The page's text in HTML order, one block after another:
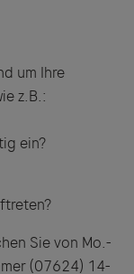
um Ihre
z.B.:
ein?
Sie von Mo.-
(07624) 14-